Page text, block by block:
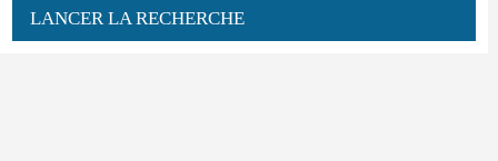
LANCER LA RECHERCHE